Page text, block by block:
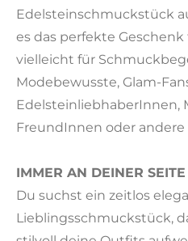
Edelsteinschmuckstück
es das perfekte
vielleicht für
Modebewusste, Glam-
EdelsteinliebhaberInnen,
FreundInnen oder andere
IMMER AN DEINER SEITE
Du suchst ein zeitlos
Lieblingsschmuckstück,